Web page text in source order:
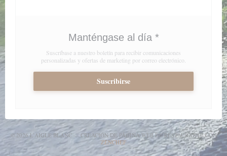
Manténgase al día *
Suscríbase a nuestro boletín para recibir comunicaciones
personalizadas y ofertas de marketing por correo electrónico.
Suscribirse
© 2026 L'AIGLE BLANC — CREACIÓN DE PÁGINA WEB DE RESTAURANTE CON
ZENCHEF((ABRE EN UNA NUEVA VENTANA))